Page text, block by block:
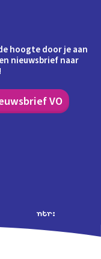
hoogte door je aan
nieuwsbrief naar
VO